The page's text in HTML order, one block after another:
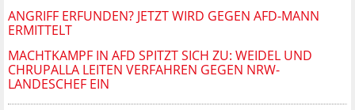
ANGRIFF ERFUNDEN? JETZT WIRD GEGEN AFD-MANN
ERMITTELT
MACHTKAMPF IN AFD SPITZT SICH ZU: WEIDEL UND
CHRUPALLA LEITEN VERFAHREN GEGEN NRW-
LANDESCHEF EIN